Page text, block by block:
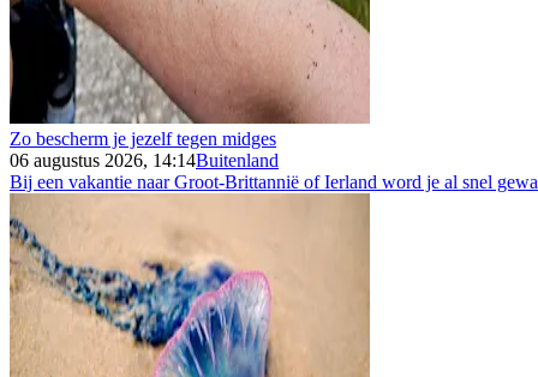
Zo bescherm je jezelf tegen midges
06 augustus 2026, 14:14Buitenland
Bij een vakantie naar Groot-Brittannië of Ierland word je al snel